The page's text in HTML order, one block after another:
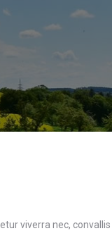
viverra nec,